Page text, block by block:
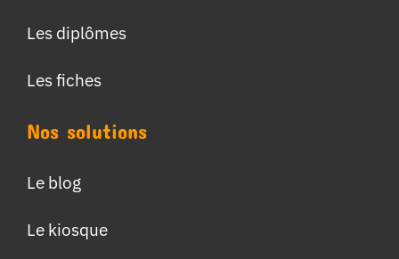
Les diplômes
Les fiches
Nos solutions
Le blog
Le kiosque